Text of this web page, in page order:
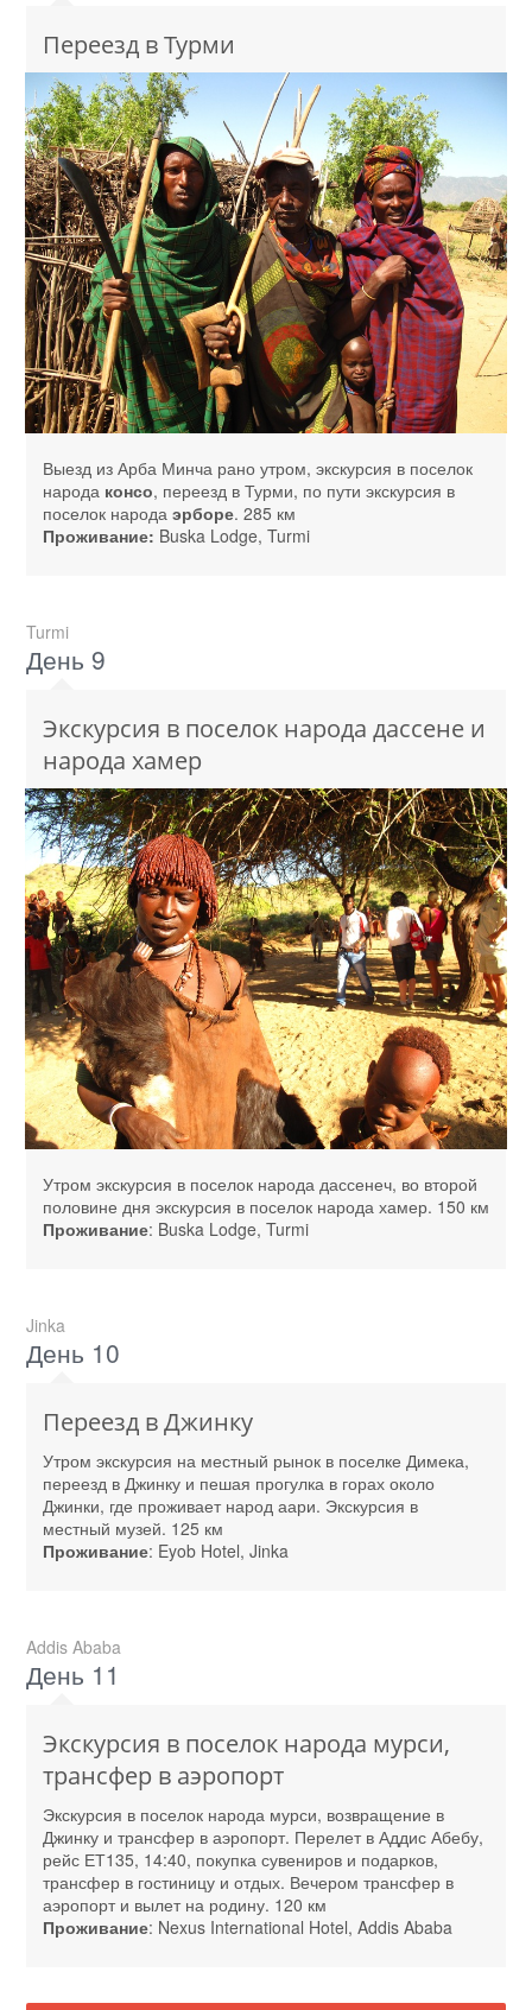
Переезд в Турми
Выезд из Арба Минча рано утром, экскурсия в поселок
народа консо, переезд в Турми, по пути экскурсия в
поселок народа эрборе. 285 км
Проживание: Buska Lodge, Turmi
Turmi
День 9
Экскурсия в поселок народа дассене и
народа хамер
Утром экскурсия в поселок народа дассенеч, во второй
половине дня экскурсия в поселок народа хамер. 150 км
Проживание: Buska Lodge, Turmi
Jinka
День 10
Переезд в Джинку
Утром экскурсия на местный рынок в поселке Димека,
переезд в Джинку и пешая прогулка в горах около
Джинки, где проживает народ аари. Экскурсия в
местный музей. 125 км
Проживание: Eyob Hotel, Jinka
Addis Ababa
День 11
Экскурсия в поселок народа мурси,
трансфер в аэропорт
Экскурсия в поселок народа мурси, возвращение в
Джинку и трансфер в аэропорт. Перелет в Аддис Абебу,
рейс ЕТ135, 14:40, покупка сувениров и подарков,
трансфер в гостиницу и отдых. Вечером трансфер в
аэропорт и вылет на родину. 120 км
Проживание: Nexus International Hotel, Addis Ababa